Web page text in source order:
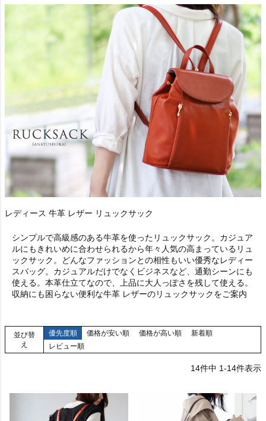
レディース 牛革 レザー リュックサック
シンプルで高級感のある牛革を使ったリュックサック。カジュア
ルにもきれいめに合わせられるから年々人気の高まっているリュ
ックサック。どんなファッションとの相性もいい優秀なレディー
スバッグ。カジュアルだけでなくビジネスなど、通勤シーンにも
使える。本革仕立てなので、上品に大人っぽさを残して使える。
収納にも困らない便利な牛革 レザーのリュックサックをご案内
並び替
え
優先度順 価格が安い順 価格が高い順
新着順
レビュー順
14件中 1-14件表示